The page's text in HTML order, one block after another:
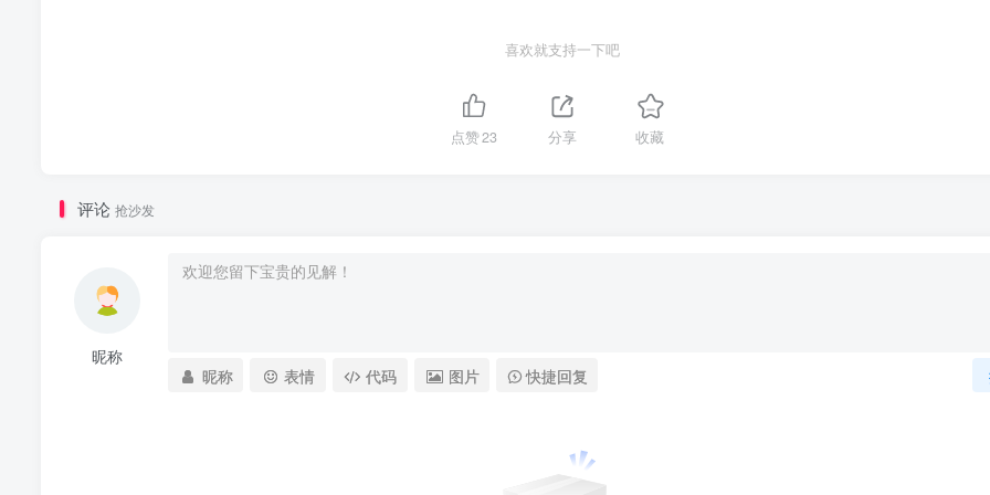
喜欢就支持一下吧
点赞23 分享 收藏
评论 抢沙发
昵称
昵称 表情 代码 图片 快捷回复